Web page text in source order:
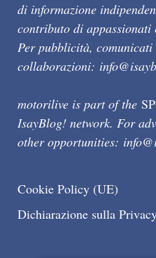
di informazione
contributo di appassionati
Per pubblicità, comunicati
collaborazioni:
motorilive is part of the
IsayBlog! network. For
other opportunities:
Cookie Policy (UE)
Dichiarazione sulla